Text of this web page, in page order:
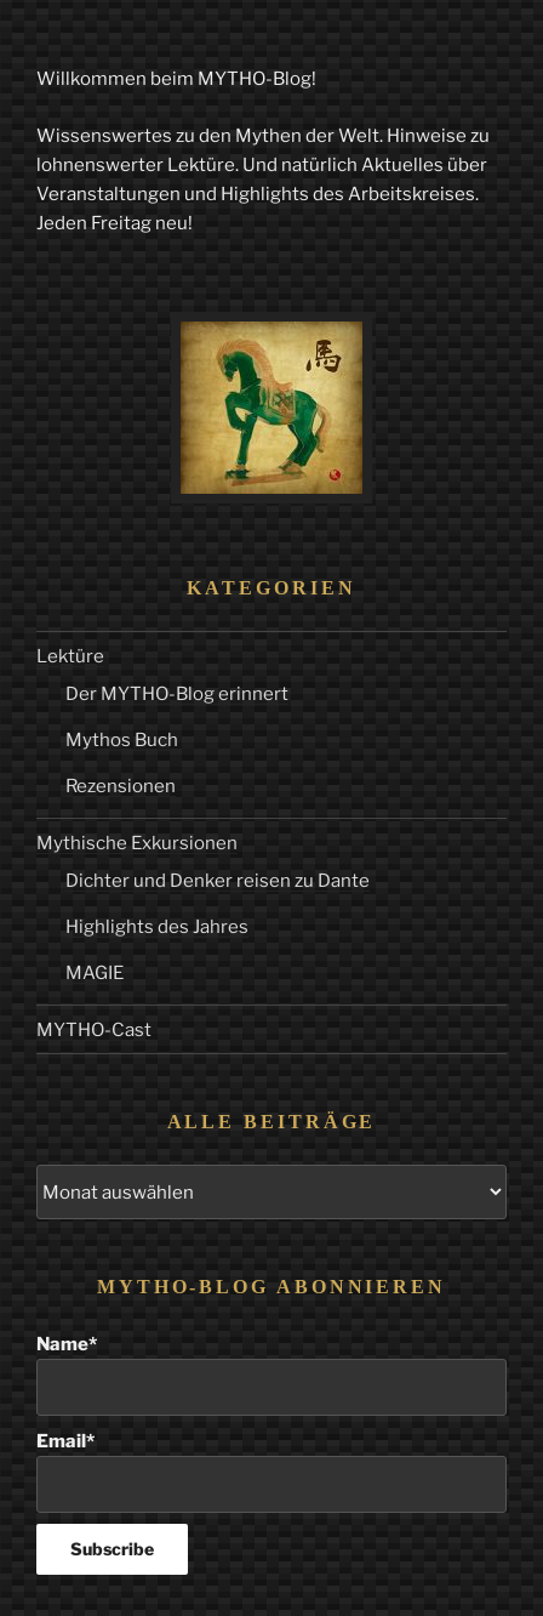
Willkommen beim MYTHO-Blog!
Wissenswertes zu den Mythen der Welt. Hinweise zu
lohnenswerter Lektüre. Und natürlich Aktuelles über
Veranstaltungen und Highlights des Arbeitskreises.
Jeden Freitag neu!
KATEGORIEN
Lektüre
Der MYTHO-Blog erinnert
Mythos Buch
Rezensionen
Mythische Exkursionen
Dichter und Denker reisen zu Dante
Highlights des Jahres
MAGIE
MYTHO-Cast
ALLE BEITRÄGE
MYTHO-BLOG ABONNIEREN
Name*
Email*